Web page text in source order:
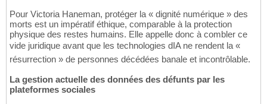
Pour Victoria Haneman, protéger la « dignité numérique » des
morts est un impératif éthique, comparable à la protection
physique des restes humains. Elle appelle donc à combler ce
vide juridique avant que les technologies dIA ne rendent la «
résurrection » de personnes décédées banale et incontrôlable.
La gestion actuelle des données des défunts par les
plateformes sociales